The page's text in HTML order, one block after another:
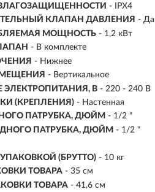
- IPX4
КЛАПАН ДАВЛЕНИЯ - Да
МОЩНОСТЬ - 1,2 кВт
- В комплекте
- Нижнее
- Вертикальное
ЭЛЕКТРОПИТАНИЯ, В - 220 - 240 В
(КРЕПЛЕНИЯ) - Настенная
ПАТРУБКА, ДЮЙМ - 1/2 "
ПАТРУБКА, ДЮЙМ - 1/2 "
УПАКОВКОЙ (БРУТТО) - 10 кг
ТОВАРА - 35 см
ТОВАРА - 41,6 см